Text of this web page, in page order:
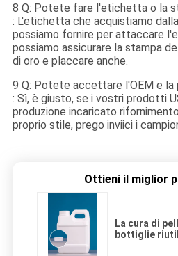
8 Q: Potete fare l'etichetta o la
: L'etichetta che acquistiamo
possiamo fornire per attaccare
possiamo assicurare la stampa
di oro e placcare anche.
9 Q: Potete accettare l'OEM e la
: Sì, è giusto, se i vostri prodotti
produzione incaricato
proprio stile, prego inviici i
Ottieni il miglior
La cura di
bottiglie